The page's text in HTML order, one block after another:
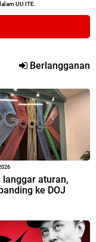
UU ITE.
Berlangganan
langgar aturan,
ke DOJ